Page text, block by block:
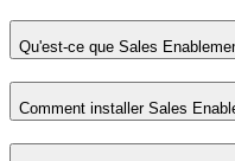
Qu'est-ce que Sales
Comment installer Sales